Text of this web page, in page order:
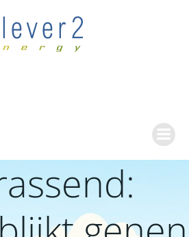
naar
de
inhoud